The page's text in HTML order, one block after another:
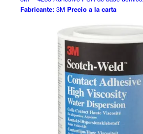
Fabricante:3M Precio a la carta